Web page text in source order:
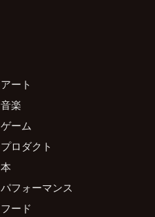
アート
音楽
ゲーム
プロダクト
本
パフォーマンス
フード